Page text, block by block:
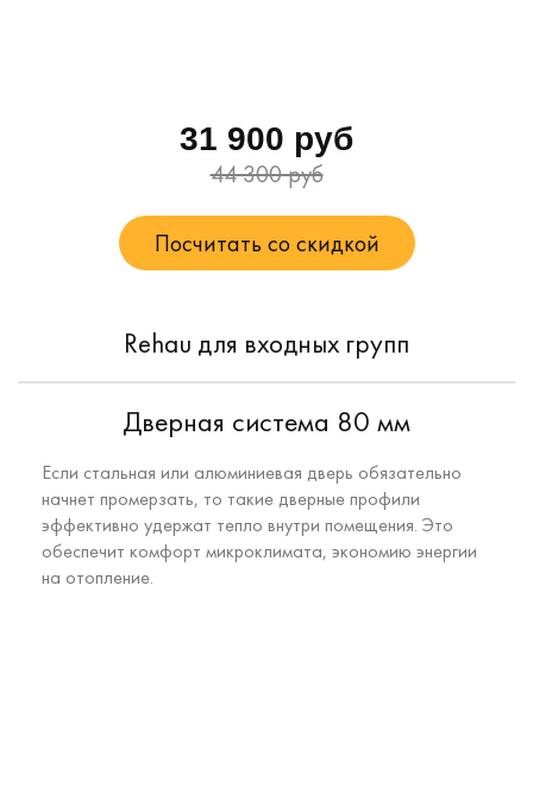
31 900 руб
44 300 руб
Посчитать со скидкой
Rehau для входных групп
Дверная система 80 мм
Если стальная или алюминиевая дверь обязательно
начнет промерзать, то такие дверные профили
эффективно удержат тепло внутри помещения. Это
обеспечит комфорт микроклимата, экономию энергии
на отопление.